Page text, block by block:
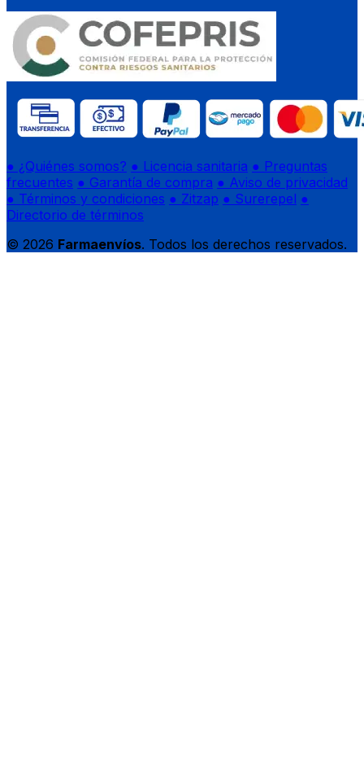
● ¿Quiénes somos? ● Licencia sanitaria ● Preguntas
frecuentes ● Garantía de compra ● Aviso de privacidad
● Términos y condiciones ● Zitzap ● Surerepel ●
Directorio de términos
© 2026 Farmaenvíos. Todos los derechos reservados.